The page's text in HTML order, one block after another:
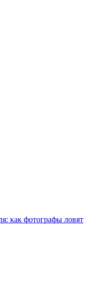
как фотографы ловят